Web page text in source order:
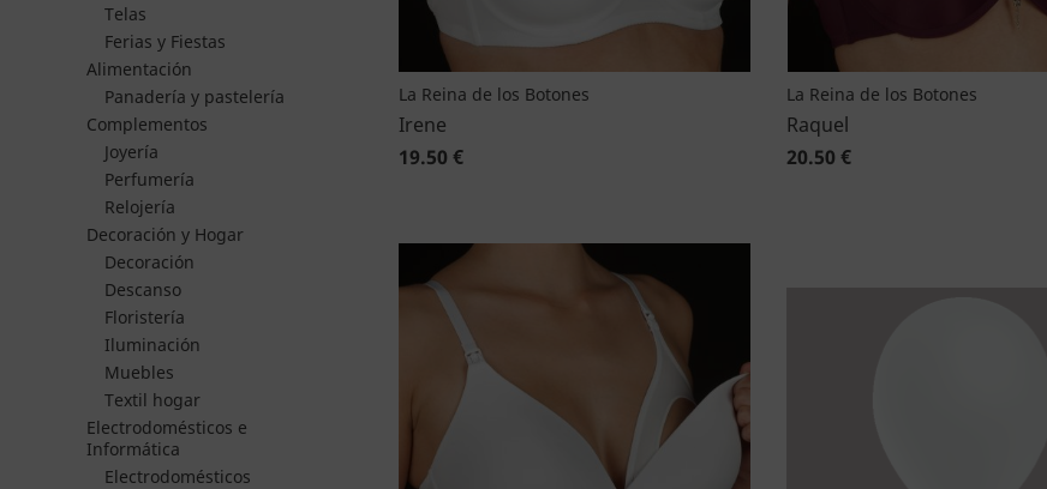
Telas
Ferias y Fiestas
Alimentación
Panadería y pastelería
Complementos
Joyería
Perfumería
Relojería
Decoración y Hogar
Decoración
Descanso
Floristería
Iluminación
Muebles
Textil hogar
Electrodomésticos e
Informática
Electrodomésticos
La Reina de los Botones
Irene
19.50 €
La Reina de los Botones
Raquel
20.50 €